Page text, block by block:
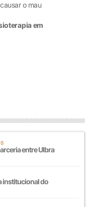
o mau
em
entre Ulbra
institucional do